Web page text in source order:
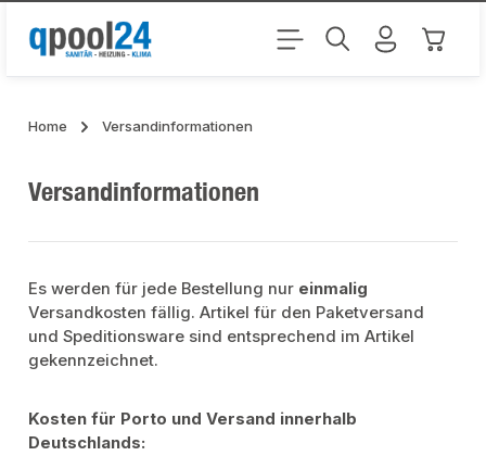
Zum Hauptinhalt springen
Home Versandinformationen
Versandinformationen
Es werden für jede Bestellung nur einmalig
Versandkosten fällig. Artikel für den Paketversand
und Speditionsware sind entsprechend im Artikel
gekennzeichnet.
Kosten für Porto und Versand innerhalb
Deutschlands: